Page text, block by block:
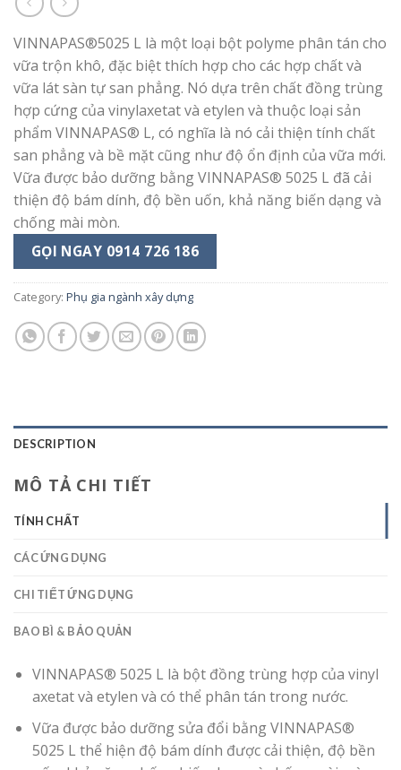
VINNAPAS®5025 L là một loại bột polyme phân tán cho
vữa trộn khô, đặc biệt thích hợp cho các hợp chất và
vữa lát sàn tự san phẳng. Nó dựa trên chất đồng trùng
hợp cứng của vinylaxetat và etylen và thuộc loại sản
phẩm VINNAPAS® L, có nghĩa là nó cải thiện tính chất
san phẳng và bề mặt cũng như độ ổn định của vữa mới.
Vữa được bảo dưỡng bằng VINNAPAS® 5025 L đã cải
thiện độ bám dính, độ bền uốn, khả năng biến dạng và
chống mài mòn.
GỌI NGAY 0914 726 186
Category: Phụ gia ngành xây dựng
DESCRIPTION
MÔ TẢ CHI TIẾT
TÍNH CHẤT
CÁC ỨNG DỤNG
CHI TIẾT ỨNG DỤNG
BAO BÌ & BẢO QUẢN
VINNAPAS® 5025 L là bột đồng trùng hợp của vinyl
axetat và etylen và có thể phân tán trong nước.
Vữa được bảo dưỡng sửa đổi bằng VINNAPAS®
5025 L thể hiện độ bám dính được cải thiện, độ bền